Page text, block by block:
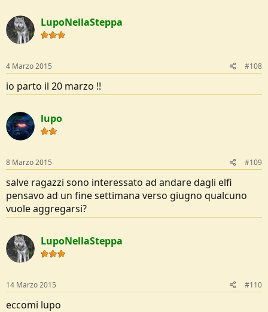
LupoNellaSteppa
4 Marzo 2015 #108
io parto il 20 marzo !!
lupo
8 Marzo 2015 #109
salve ragazzi sono interessato ad andare dagli elfi
pensavo ad un fine settimana verso giugno qualcuno
vuole aggregarsi?
LupoNellaSteppa
14 Marzo 2015 #110
eccomi lupo